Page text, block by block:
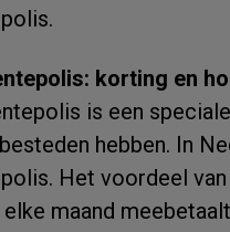
korting en
is een
hebben. In
Het voordeel
maand